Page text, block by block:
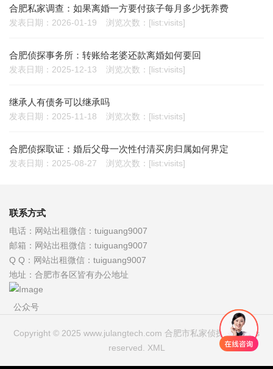
合肥私家调查：如果离婚一方要付孩子每月多少抚养费
发表日期：2026-01-19 浏览次数：[list:visits]
合肥侦探事务所：转账给老婆还款离婚如何要回
发表日期：2025-12-13 浏览次数：[list:visits]
继承人有债务可以继承吗
发表日期：2025-11-18 浏览次数：[list:visits]
合肥侦探取证：婚后父母一次性付清买房归属如何界定
发表日期：2025-08-27 浏览次数：[list:visits]
联系方式
电话： 网站出租微信：tuiguang9007
邮箱： 网站出租微信：tuiguang9007
Q Q： 网站出租微信：tuiguang9007
地址： 合肥市各区皆有办公地址
公众号
Copyright © 2025 www.julangtech.com 合肥市私家侦探 All rights
reserved. XML